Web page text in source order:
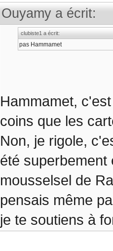
Ouyamy a écrit:
clubiste1 a écrit:
pas Hammamet
Hammamet,
coins que les
Non, je rigole,
été superbement
mousselsel de
pensais même
je te soutiens à